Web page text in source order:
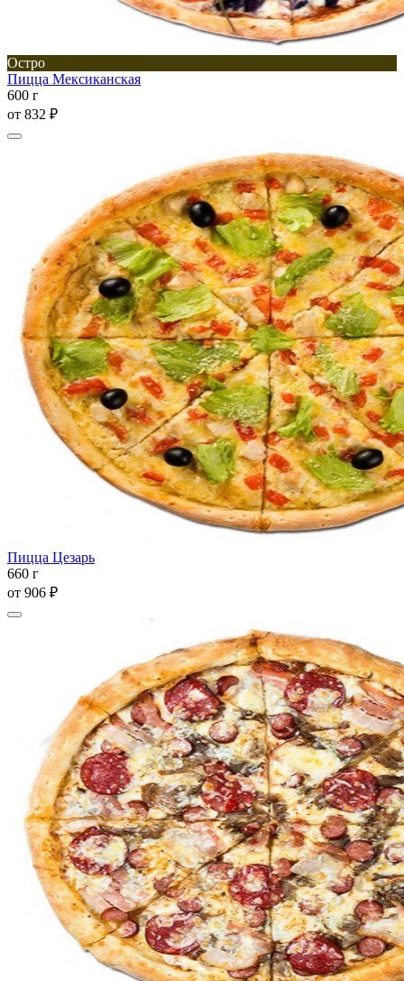
Остро
Пицца Мексиканская
600 г
от 832 ₽
Пицца Цезарь
660 г
от 906 ₽